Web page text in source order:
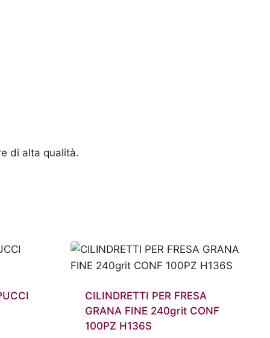
di alta qualità.
CILINDRETTI PER FRESA
GRANA FINE 240grit CONF
100PZ H136S